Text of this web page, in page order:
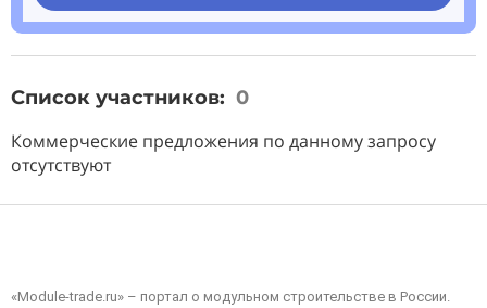
Список участников: 0
Коммерческие предложения по данному запросу
отсутствуют
«Module-trade.ru» – портал о модульном строительстве в России.